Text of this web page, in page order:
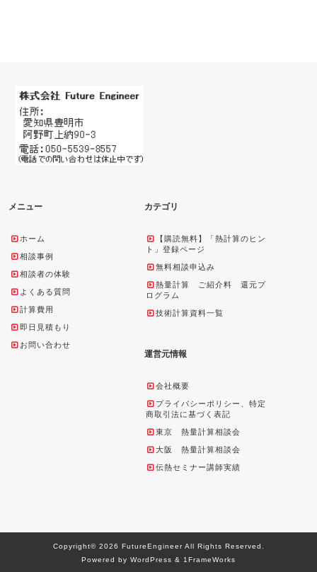
メニュー
ホーム
相談事例
相談者の体験
よくある質問
計算費用
即日見積もり
お問い合わせ
カテゴリ
【購読無料】「熱計算のヒン
ト」登録ページ
無料相談申込み
熱量計算 ご紹介料 還元プ
ログラム
技術計算資料一覧
運営元情報
会社概要
プライバシーポリシー、特定
商取引法に基づく表記
東京 熱量計算相談会
大阪 熱量計算相談会
伝熱セミナー講師実績
Copyright© 2026 FutureEngineer All Rights Reserved.
Powered by WordPress & 1FrameWorks